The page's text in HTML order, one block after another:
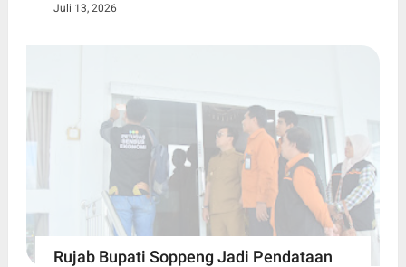
Juli 13, 2026
Rujab Bupati Soppeng Jadi Pendataan